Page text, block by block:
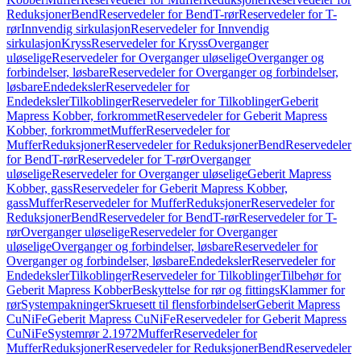
ReduksjonerBendReservedeler for BendT-rørReservedeler for T-
rørInnvendig sirkulasjonReservedeler for Innvendig
sirkulasjonKryssReservedeler for KryssOverganger
uløseligeReservedeler for Overganger uløseligeOverganger og
forbindelser, løsbareReservedeler for Overganger og forbindelser,
løsbareEndedekslerReservedeler for
EndedekslerTilkoblingerReservedeler for TilkoblingerGeberit
Mapress Kobber, forkrommetReservedeler for Geberit Mapress
Kobber, forkrommetMufferReservedeler for
MufferReduksjonerReservedeler for ReduksjonerBendReservedeler
for BendT-rørReservedeler for T-rørOverganger
uløseligeReservedeler for Overganger uløseligeGeberit Mapress
Kobber, gassReservedeler for Geberit Mapress Kobber,
gassMufferReservedeler for MufferReduksjonerReservedeler for
ReduksjonerBendReservedeler for BendT-rørReservedeler for T-
rørOverganger uløseligeReservedeler for Overganger
uløseligeOverganger og forbindelser, løsbareReservedeler for
Overganger og forbindelser, løsbareEndedekslerReservedeler for
EndedekslerTilkoblingerReservedeler for TilkoblingerTilbehør for
Geberit Mapress KobberBeskyttelse for rør og fittingsKlammer for
rørSystempakningerSkruesett til flensforbindelserGeberit Mapress
CuNiFeGeberit Mapress CuNiFeReservedeler for Geberit Mapress
CuNiFeSystemrør 2.1972MufferReservedeler for
MufferReduksjonerReservedeler for ReduksjonerBendReservedeler